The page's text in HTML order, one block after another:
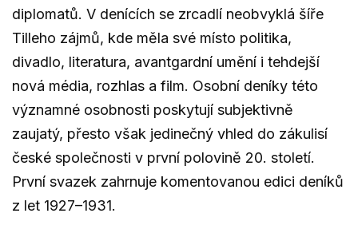
diplomatů. V denících se zrcadlí neobvyklá šíře
Tilleho zájmů, kde měla své místo politika,
divadlo, literatura, avantgardní umění i tehdejší
nová média, rozhlas a film. Osobní deníky této
významné osobnosti poskytují subjektivně
zaujatý, přesto však jedinečný vhled do zákulisí
české společnosti v první polovině 20. století.
První svazek zahrnuje komentovanou edici deníků
z let 1927–1931.